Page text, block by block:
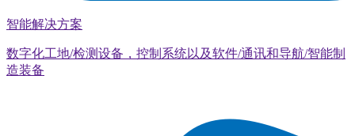
智能解决方案
数字化工地/检测设备，控制系统以及软件/通讯和导航/智能制
造装备